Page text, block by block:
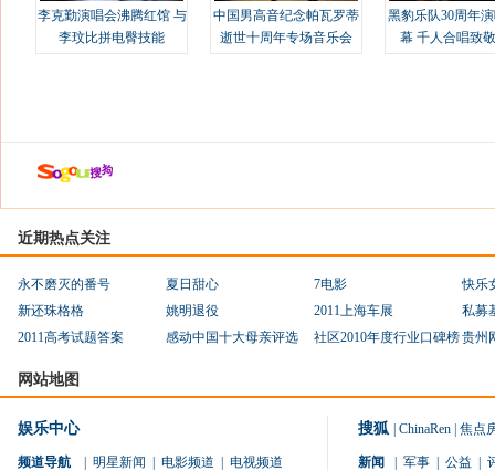
李克勤演唱会沸腾红馆 与
李玟比拼电臀技能
中国男高音纪念帕瓦罗蒂
逝世十周年专场音乐会
黑豹乐队30周年
幕 千人合唱致
近期热点关注
永不磨灭的番号 夏日甜心 7电影
快乐
新还珠格格
姚明退役 2011上海车展
私募
2011高考试题答案
感动中国十大母亲评选 社区2010年度行业口碑榜贵州
网站地图
娱乐中心
频道导航 明星新闻 电影频道
电视频道
搜狐 ChinaRen 焦点
新闻 军事 公益